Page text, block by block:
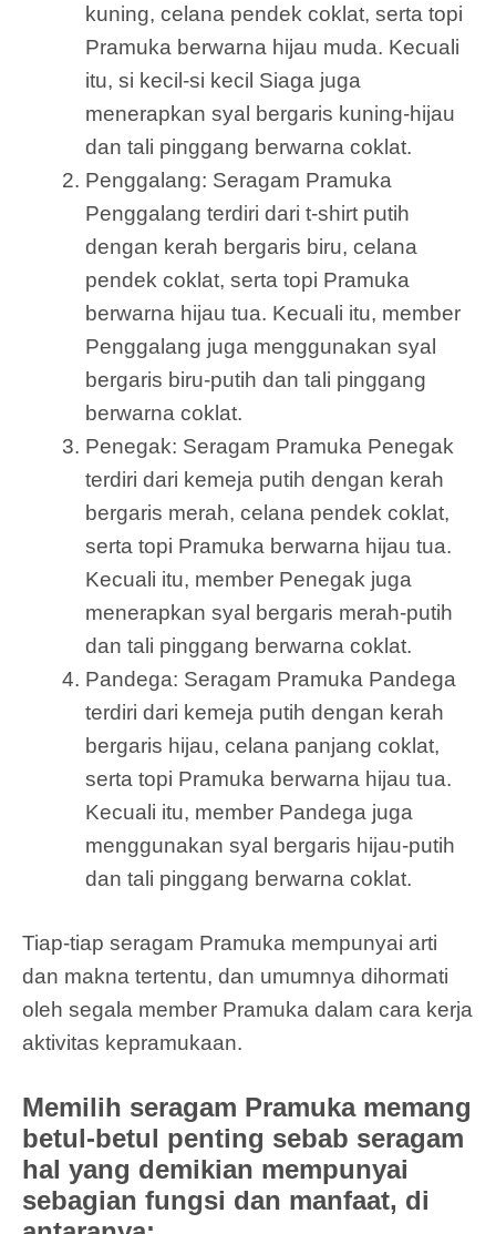
kuning, celana pendek coklat, serta topi
Pramuka berwarna hijau muda. Kecuali
itu, si kecil-si kecil Siaga juga
menerapkan syal bergaris kuning-hijau
dan tali pinggang berwarna coklat.
Penggalang: Seragam Pramuka
Penggalang terdiri dari t-shirt putih
dengan kerah bergaris biru, celana
pendek coklat, serta topi Pramuka
berwarna hijau tua. Kecuali itu, member
Penggalang juga menggunakan syal
bergaris biru-putih dan tali pinggang
berwarna coklat.
Penegak: Seragam Pramuka Penegak
terdiri dari kemeja putih dengan kerah
bergaris merah, celana pendek coklat,
serta topi Pramuka berwarna hijau tua.
Kecuali itu, member Penegak juga
menerapkan syal bergaris merah-putih
dan tali pinggang berwarna coklat.
Pandega: Seragam Pramuka Pandega
terdiri dari kemeja putih dengan kerah
bergaris hijau, celana panjang coklat,
serta topi Pramuka berwarna hijau tua.
Kecuali itu, member Pandega juga
menggunakan syal bergaris hijau-putih
dan tali pinggang berwarna coklat.
Tiap-tiap seragam Pramuka mempunyai arti
dan makna tertentu, dan umumnya dihormati
oleh segala member Pramuka dalam cara kerja
aktivitas kepramukaan.
Memilih seragam Pramuka memang
betul-betul penting sebab seragam
hal yang demikian mempunyai
sebagian fungsi dan manfaat, di